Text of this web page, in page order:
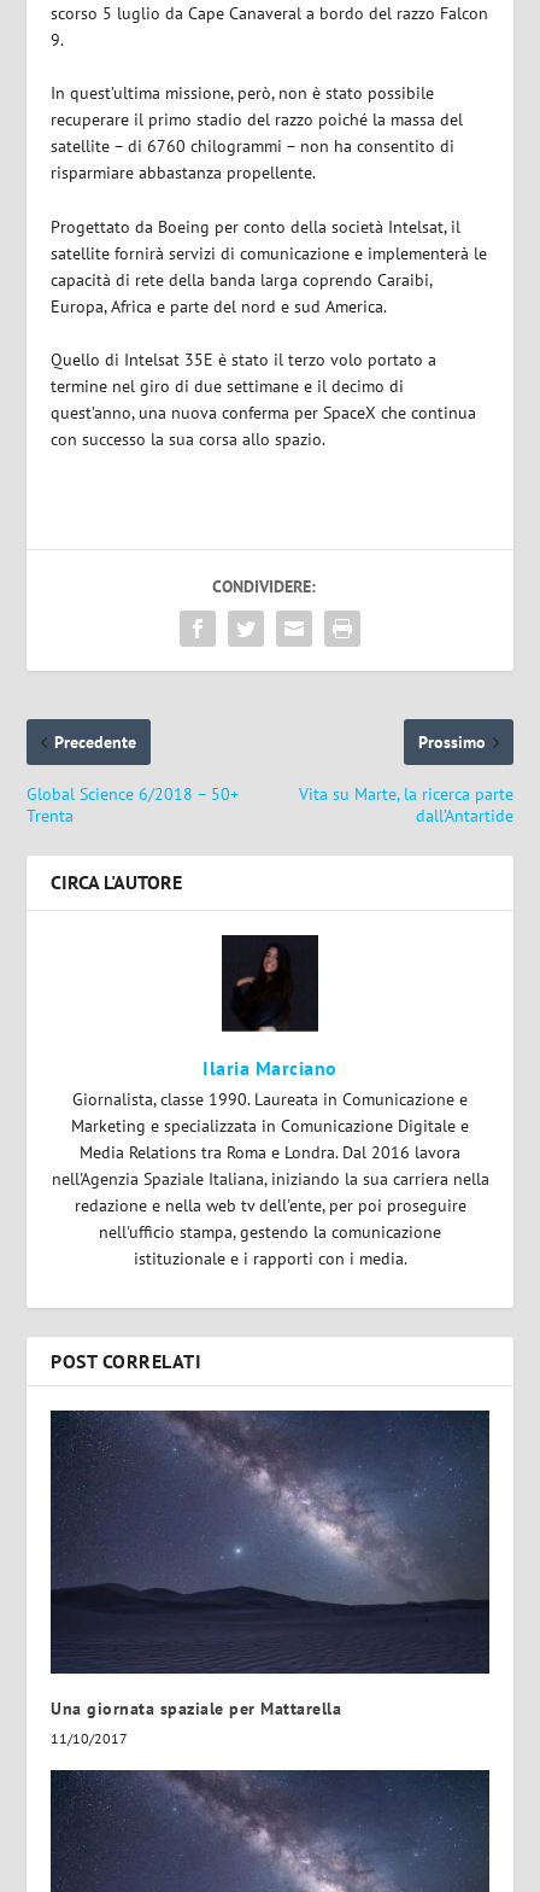
scorso 5 luglio da Cape Canaveral a bordo del razzo Falcon
9.
In quest’ultima missione, però, non è stato possibile
recuperare il primo stadio del razzo poiché la massa del
satellite – di 6760 chilogrammi – non ha consentito di
risparmiare abbastanza propellente.
Progettato da Boeing per conto della società Intelsat, il
satellite fornirà servizi di comunicazione e implementerà le
capacità di rete della banda larga coprendo Caraibi,
Europa, Africa e parte del nord e sud America.
Quello di Intelsat 35E è stato il terzo volo portato a
termine nel giro di due settimane e il decimo di
quest’anno, una nuova conferma per SpaceX che continua
con successo la sua corsa allo spazio.
CONDIVIDERE:
Precedente
Global Science 6/2018 – 50+
Trenta
Prossimo
Vita su Marte, la ricerca parte
dall’Antartide
CIRCA L'AUTORE
Ilaria Marciano
Giornalista, classe 1990. Laureata in Comunicazione e
Marketing e specializzata in Comunicazione Digitale e
Media Relations tra Roma e Londra. Dal 2016 lavora
nell'Agenzia Spaziale Italiana, iniziando la sua carriera nella
redazione e nella web tv dell'ente, per poi proseguire
nell'ufficio stampa, gestendo la comunicazione
istituzionale e i rapporti con i media.
POST CORRELATI
Una giornata spaziale per Mattarella
11/10/2017